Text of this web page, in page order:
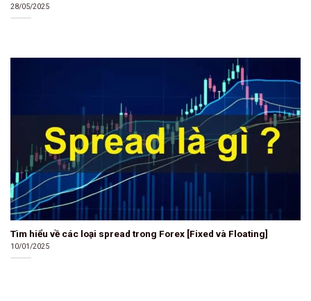
28/05/2025
Tìm hiểu về các loại spread trong Forex [Fixed và Floating]
10/01/2025